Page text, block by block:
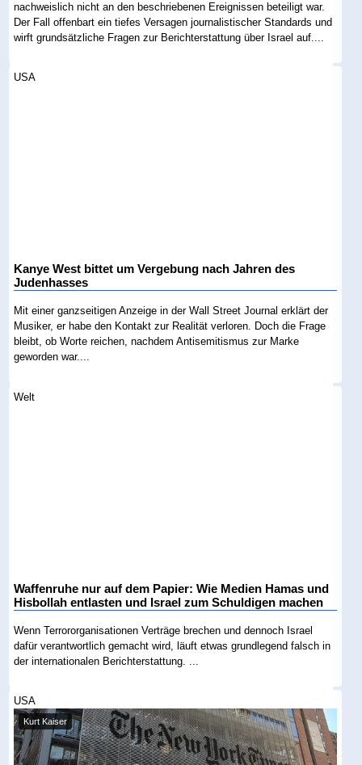
nachweislich nicht an den beschriebenen Ereignissen beteiligt war.
Der Fall offenbart ein tiefes Versagen journalistischer Standards und
wirft grundsätzliche Fragen zur Berichterstattung über Israel auf....
USA
Kanye West bittet um Vergebung nach Jahren des
Judenhasses
Mit einer ganzseitigen Anzeige in der Wall Street Journal erklärt der
Musiker, er habe den Kontakt zur Realität verloren. Doch die Frage
bleibt, ob Worte reichen, nachdem Antisemitismus zur Marke
geworden war....
Welt
Waffenruhe nur auf dem Papier: Wie Medien Hamas und
Hisbollah entlasten und Israel zum Schuldigen machen
Wenn Terrororganisationen Verträge brechen und dennoch Israel
dafür verantwortlich gemacht wird, läuft etwas grundlegend falsch in
der internationalen Berichterstattung. ...
USA
Kurt Kaiser